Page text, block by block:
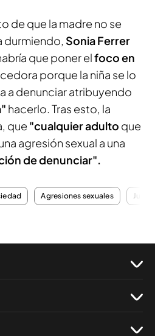
de que la madre no se
durmiendo, Sonia Ferrer
que poner elfoco en
porque la niña se lo
a denunciar atribuyendo
hacerlo. Tras esto, la
que "cualquier adulto que
agresión sexual a una
de denunciar".
Agresiones sexuales